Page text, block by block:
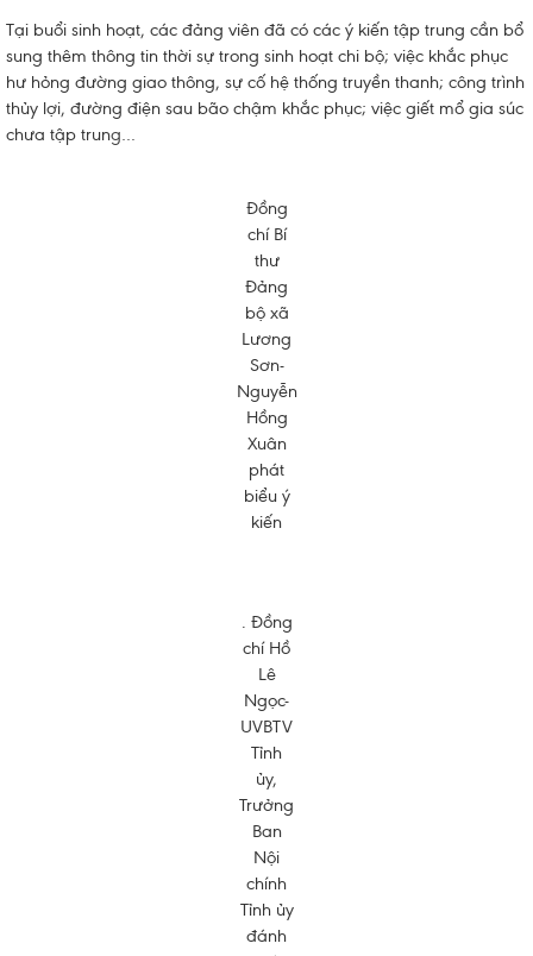
Tại buổi sinh hoạt, các đảng viên đã có các ý kiến tập trung cần bổ
sung thêm thông tin thời sự trong sinh hoạt chi bộ; việc khắc phục
hư hỏng đường giao thông, sự cố hệ thống truyền thanh; công trình
thủy lợi, đường điện sau bão chậm khắc phục; việc giết mổ gia súc
chưa tập trung…
Đồng
chí Bí
thư
Đảng
bộ xã
Lương
Sơn-
Nguyễn
Hồng
Xuân
phát
biểu ý
kiến
. Đồng
chí Hồ
Lê
Ngọc-
UVBTV
Tỉnh
ủy,
Trưởng
Ban
Nội
chính
Tỉnh ủy
đánh